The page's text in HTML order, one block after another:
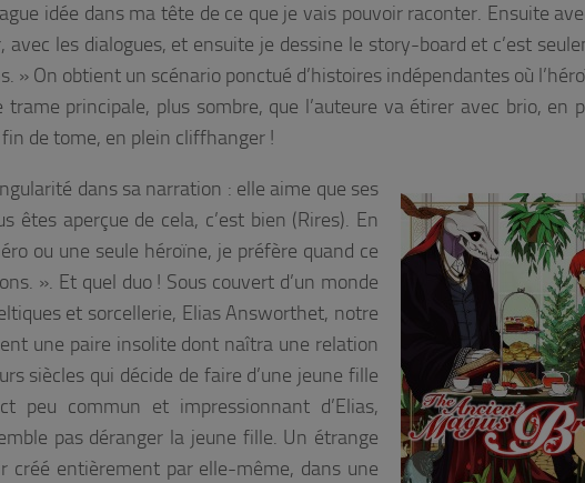
idée dans ma tête de ce que je vais pouvoir raconter. Ensuite
avec les dialogues, et ensuite je dessine le story-board et c’est
» On obtient un scénario ponctué d’histoires indépendantes où
principale, plus sombre, que l’auteure va étirer avec brio, en
de tome, en plein cliffhanger !
dans sa narration : elle aime que ses
êtes aperçue de cela, c’est bien (Rires). En
ou une seule héroïne, je préfère quand ce
». Et quel duo ! Sous couvert d’un monde
et sorcellerie, Elias Answorthet, notre
une paire insolite dont naîtra une relation
siècles qui décide de faire d’une jeune fille
peu commun et impressionnant d’Elias,
pas déranger la jeune fille. Un étrange
créé entièrement par elle-même, dans une